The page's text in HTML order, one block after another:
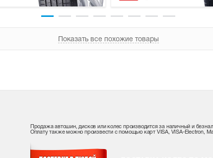
Показать все похожие товары
Продажа автошин, дисков или колес производится за наличный и
Оплату также можно произвести с помощью карт VISA, VISA-Electron,